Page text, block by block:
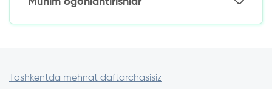
Kuniga 1,5% dan
Kreditor litsenziyasini O‘zR MB saytida
Oldindan to‘lov talab qiladigan
Toshkentda mehnat daftarchasisiz